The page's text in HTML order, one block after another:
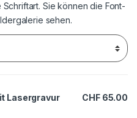
Sie können die Font-
sehen.
Lasergravur
CHF 65.00